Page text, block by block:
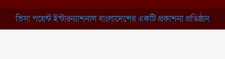
ভিসা পয়েন্ট ইন্টারন্যাশনাল বাংলাদেশের একটি প্রকাশনা প্রতিষ্ঠান